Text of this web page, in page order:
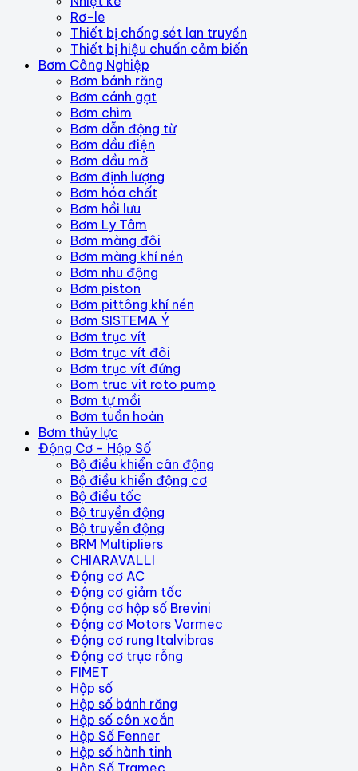
Rơ-le
Thiết bị chống sét lan truyền
Thiết bị hiệu chuẩn cảm biến
Bơm Công Nghiệp
Bơm bánh răng
Bơm cánh gạt
Bơm chìm
Bơm dẫn động từ
Bơm dầu điện
Bơm dầu mỡ
Bơm định lượng
Bơm hóa chất
Bơm hồi lưu
Bơm Ly Tâm
Bơm màng đôi
Bơm màng khí nén
Bơm nhu động
Bơm piston
Bơm pittông khí nén
Bơm SISTEMA Ý
Bơm trục vít
Bơm trục vít đôi
Bơm trục vít đứng
Bom truc vit roto pump
Bơm tự mồi
Bơm tuần hoàn
Bơm thủy lực
Động Cơ - Hộp Số
Bộ điều khiển cân động
Bộ điều khiển động cơ
Bộ điều tốc
Bộ truyền động
Bộ truyền động
BRM Multipliers
CHIARAVALLI
Động cơ AC
Động cơ giảm tốc
Động cơ hộp số Brevini
Động cơ Motors Varmec
Động cơ rung Italvibras
Động cơ trục rỗng
FIMET
Hộp số
Hộp số bánh răng
Hộp số côn xoắn
Hộp Số Fenner
Hộp số hành tinh
Hộp Số Tramec